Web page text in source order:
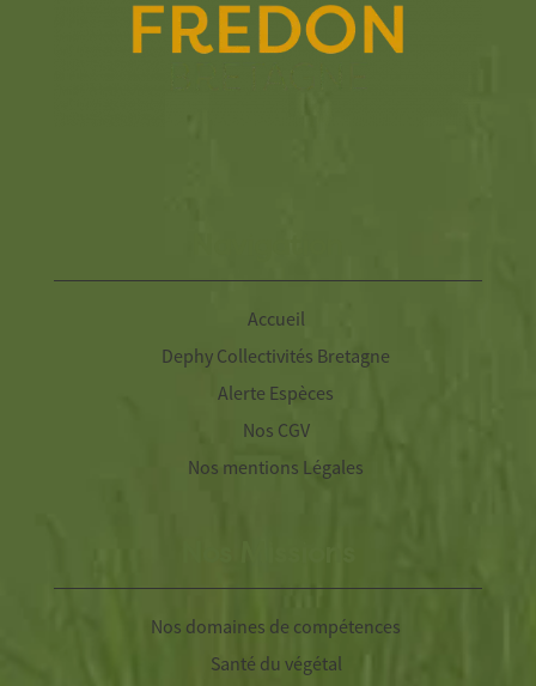
Accueil
Dephy Collectivités Bretagne
Alerte Espèces
Nos CGV
Nos mentions Légales
Nos domaines de compétences
Santé du végétal